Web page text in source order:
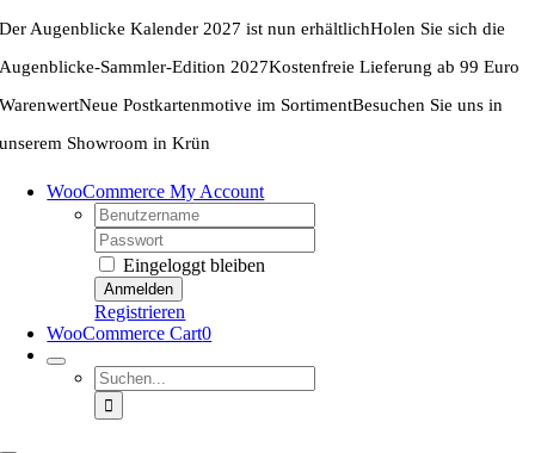
Zum
Inhalt
springen
Der Augenblicke Kalender 2027 ist nun erhältlichHolen Sie sich die
Augenblicke-Sammler-Edition 2027Kostenfreie Lieferung ab 99 Euro
WarenwertNeue Postkartenmotive im SortimentBesuchen Sie uns in
unserem Showroom in Krün
WooCommerce My Account
Username:
Password:
Eingeloggt bleiben
Registrieren
WooCommerce Cart0
Suche
nach: